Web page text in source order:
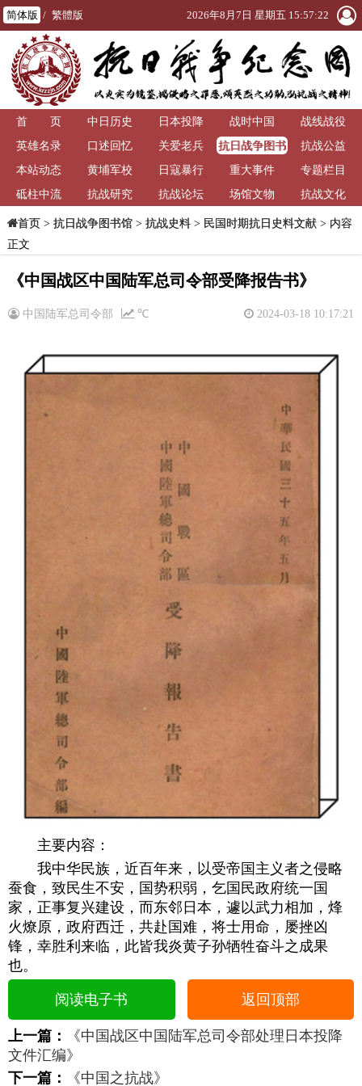
简体版 / 繁體版 2026年8月7日 星期五 15:57:22
首 页 中日历史 日本投降 战时中国
战线战役
英雄名录
口述回忆 关爱老兵
抗日战争图书
馆
抗战公益
本站动态
黄埔军校 日寇暴行 重大事件
专题栏目
砥柱中流
抗战研究 抗战论坛 场馆文物 抗战文化
首页> 抗日战争图书馆> 抗战史料> 民国时期抗日史料文献> 内容
正文
《中国战区中国陆军总司令部受降报告书》
中国陆军总司令部 2024-03-18 10:17:21
℃
主要内容：
我中华民族，近百年来，以受帝国主义者之侵略
蚕食，致民生不安，国势积弱，乞国民政府统一国
家，正事复兴建设，而东邻日本，遽以武力相加，烽
火燎原，政府西迁，共赴国难，将士用命，屡挫凶
锋，幸胜利来临，此皆我炎黄子孙牺牲奋斗之成果
也。
阅读电子书 返回顶部
上一篇：
《中国战区中国陆军总司令部处理日本投降
文件汇编》
下一篇：
《中国之抗战》